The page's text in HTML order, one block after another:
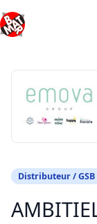
au
contenu
Distributeur / GSB